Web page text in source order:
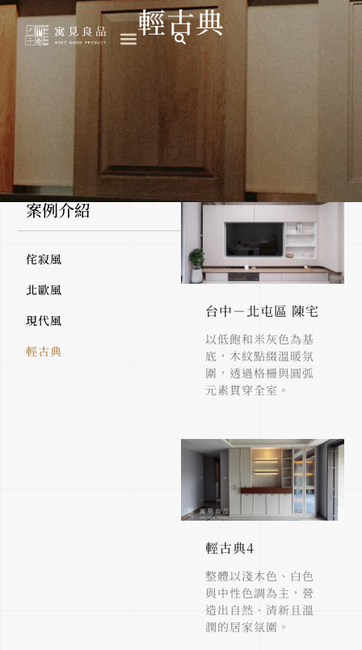
跳
至
輕古典
案例介紹
侘寂風
北歐風
現代風
輕古典
台中－北屯區 陳宅
以低飽和米灰色為基
底，木紋點綴溫暖氛
圍，透過格柵與圓弧
元素貫穿全室。
輕古典4
整體以淺木色、白色
與中性色調為主，營
造出自然、清新且溫
潤的居家氛圍。